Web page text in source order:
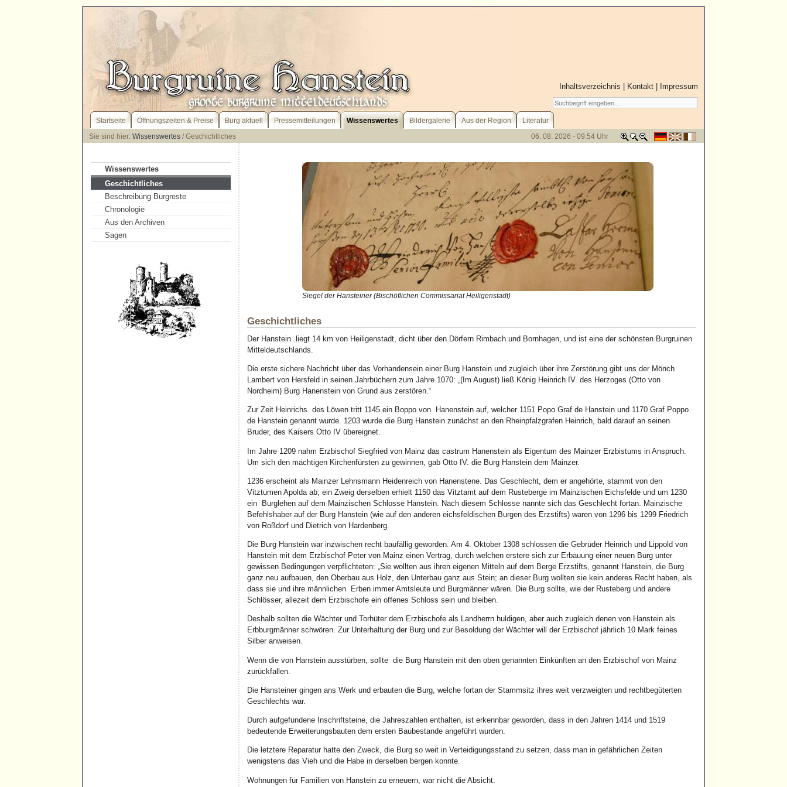
Inhaltsverzeichnis Kontakt Impressum
Startseite Öffnungszeiten & Preise Burg aktuell Pressemitteilungen Wissenswertes Bildergalerie Aus der Region
Literatur
Sie sind hier: Wissenswertes/ Geschichtliches 06. 08. 2026 - 09:54 Uhr
Wissenswertes
Geschichtliches
Beschreibung Burgreste
Chronologie
Aus den Archiven
Sagen
Siegel der Hansteiner (Bischöflichen Commissariat Heiligenstadt)
Geschichtliches
Der Hanstein liegt 14 km von Heiligenstadt, dicht über den Dörfern Rimbach und Bornhagen, und ist eine der schönsten Burgruinen
Mitteldeutschlands.
Die erste sichere Nachricht über das Vorhandensein einer Burg Hanstein und zugleich über ihre Zerstörung gibt uns der Mönch
Lambert von Hersfeld in seinen Jahrbüchern zum Jahre 1070: „(Im August) ließ König Heinrich IV. des Herzoges (Otto von
Nordheim) Burg Hanenstein von Grund aus zerstören.“
Zur Zeit Heinrichs des Löwen tritt 1145 ein Boppo von Hanenstein auf, welcher 1151 Popo Graf de Hanstein und 1170 Graf Poppo
de Hanstein genannt wurde. 1203 wurde die Burg Hanstein zunächst an den Rheinpfalzgrafen Heinrich, bald darauf an seinen
Bruder, des Kaisers Otto IV übereignet.
Im Jahre 1209 nahm Erzbischof Siegfried von Mainz das castrum Hanenstein als Eigentum des Mainzer Erzbistums in Anspruch.
Um sich den mächtigen Kirchenfürsten zu gewinnen, gab Otto IV. die Burg Hanstein dem Mainzer.
1236 erscheint als Mainzer Lehnsmann Heidenreich von Hanenstene. Das Geschlecht, dem er angehörte, stammt von den
Vitztumen Apolda ab; ein Zweig derselben erhielt 1150 das Vitztamt auf dem Rusteberge im Mainzischen Eichsfelde und um 1230
ein Burglehen auf dem Mainzischen Schlosse Hanstein. Nach diesem Schlosse nannte sich das Geschlecht fortan. Mainzische
Befehlshaber auf der Burg Hanstein (wie auf den anderen eichsfeldischen Burgen des Erzstifts) waren von 1296 bis 1299 Friedrich
von Roßdorf und Dietrich von Hardenberg.
Die Burg Hanstein war inzwischen recht baufällig geworden. Am 4. Oktober 1308 schlossen die Gebrüder Heinrich und Lippold von
Hanstein mit dem Erzbischof Peter von Mainz einen Vertrag, durch welchen erstere sich zur Erbauung einer neuen Burg unter
gewissen Bedingungen verpflichteten: „Sie wollten aus ihren eigenen Mitteln auf dem Berge Erzstifts, genannt Hanstein, die Burg
ganz neu aufbauen, den Oberbau aus Holz, den Unterbau ganz aus Stein; an dieser Burg wollten sie kein anderes Recht haben, als
dass sie und ihre männlichen Erben immer Amtsleute und Burgmänner wären. Die Burg sollte, wie der Rusteberg und andere
Schlösser, allezeit dem Erzbischofe ein offenes Schloss sein und bleiben.
Deshalb sollten die Wächter und Torhüter dem Erzbischofe als Landherrn huldigen, aber auch zugleich denen von Hanstein als
Erbburgmänner schwören. Zur Unterhaltung der Burg und zur Besoldung der Wächter will der Erzbischof jährlich 10 Mark feines
Silber anweisen.
Wenn die von Hanstein ausstürben, sollte die Burg Hanstein mit den oben genannten Einkünften an den Erzbischof von Mainz
zurückfallen.
Die Hansteiner gingen ans Werk und erbauten die Burg, welche fortan der Stammsitz ihres weit verzweigten und rechtbegüterten
Geschlechts war.
Durch aufgefundene Inschriftsteine, die Jahreszahlen enthalten, ist erkennbar geworden, dass in den Jahren 1414 und 1519
bedeutende Erweiterungsbauten dem ersten Baubestande angeführt wurden.
Die letztere Reparatur hatte den Zweck, die Burg so weit in Verteidigungsstand zu setzen, dass man in gefährlichen Zeiten
wenigstens das Vieh und die Habe in derselben bergen konnte.
Wohnungen für Familien von Hanstein zu erneuern, war nicht die Absicht.